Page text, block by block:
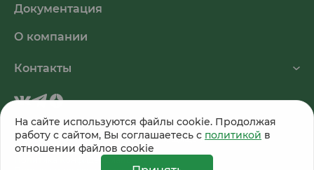
Документация
О компании
Контакты
© 2026, ООО «Питэко». Все права защищены.
Публичная оферта
Политика Конфиденциальности
На сайте используются файлы cookie. Продолжая
работу с сайтом, Вы соглашаетесь с политикой в
отношении файлов cookie